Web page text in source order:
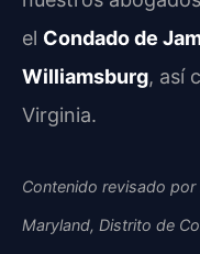
el Condado de
Williamsburg, así
Virginia.
Contenido revisado por
Maryland, Distrito de